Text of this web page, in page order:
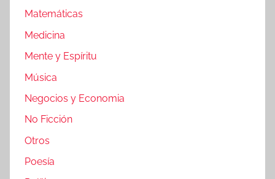
Matemáticas
Medicina
Mente y Espíritu
Música
Negocios y Economia
No Ficción
Otros
Poesía